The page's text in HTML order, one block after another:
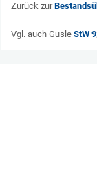
Zurück zur
Vgl. auch Gusle StW 9;